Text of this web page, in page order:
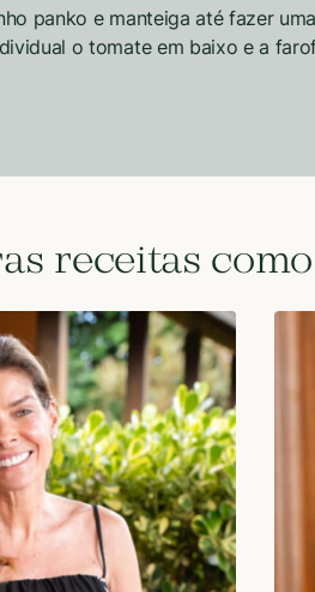
panko e manteiga até fazer
o tomate em baixo e a
receitas